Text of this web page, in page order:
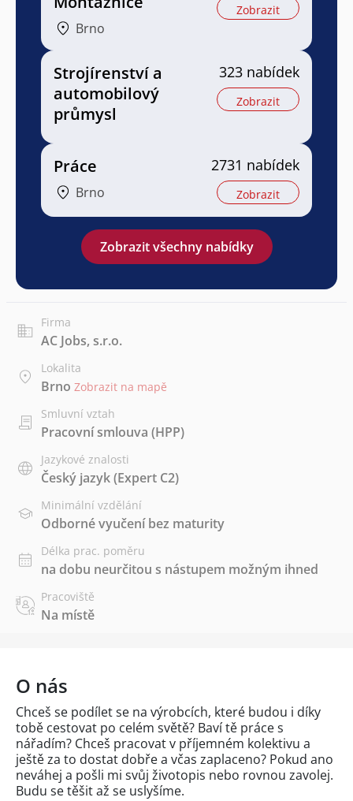
Brno
Zobrazit
Strojírenství a
automobilový
průmysl
323 nabídek
Zobrazit
Práce
Brno
2731 nabídek
Zobrazit
Zobrazit všechny nabídky
Firma
AC Jobs, s.r.o.
Lokalita
Brno Zobrazit na mapě
Smluvní vztah
Pracovní smlouva (HPP)
Jazykové znalosti
Český jazyk(Expert C2)
Minimální vzdělání
Odborné vyučení bez maturity
Délka prac. poměru
na dobu neurčitou s nástupem možným ihned
Pracoviště
Na místě
O nás
Chceš se podílet se na výrobcích, které budou i díky
tobě cestovat po celém světě? Baví tě práce s
nářadím? Chceš pracovat v příjemném kolektivu a
ještě za to dostat dobře a včas zaplaceno? Pokud ano
neváhej a pošli mi svůj životopis nebo rovnou zavolej.
Budu se těšit až se uslyšíme.